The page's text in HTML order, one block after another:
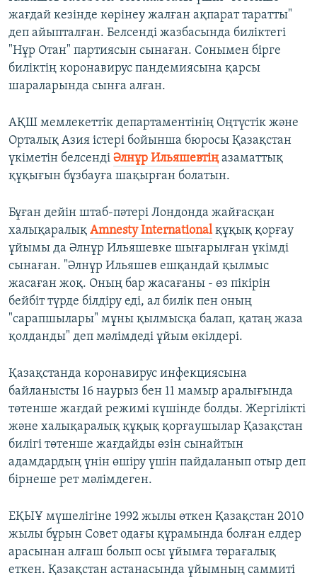
жағдай кезінде көрінеу жалған ақпарат таратты"
деп айыпталған. Белсенді жазбасында биліктегі
"Нұр Отан" партиясын сынаған. Сонымен бірге
биліктің коронавирус пандемиясына қарсы
шараларында сынға алған.
АҚШ мемлекеттік департаментінің Оңтүстік және
Орталық Азия істері бойынша бюросы Қазақстан
үкіметін белсенді Әлнұр Ильяшевтіңазаматтық
құқығын бұзбауға шақырған болатын.
Бұған дейін штаб-пәтері Лондонда жайғасқан
халықаралық Amnesty Internationalқұқық қорғау
ұйымы да Әлнұр Ильяшевке шығарылған үкімді
сынаған. "Әлнұр Ильяшев ешқандай қылмыс
жасаған жоқ. Оның бар жасағаны - өз пікірін
бейбіт түрде білдіру еді, ал билік пен оның
"сарапшылары" мұны қылмысқа балап, қатаң жаза
қолданды" деп мәлімдеді ұйым өкілдері.
Қазақстанда коронавирус инфекциясына
байланысты 16 наурыз бен 11 мамыр аралығында
төтенше жағдай режимі күшінде болды. Жергілікті
және халықаралық құқық қорғаушылар Қазақстан
билігі төтенше жағдайды өзін сынайтын
адамдардың үнін өшіру үшін пайдаланып отыр деп
бірнеше рет мәлімдеген.
ЕҚЫҰ мүшелігіне 1992 жылы өткен Қазақстан 2010
жылы бұрын Совет одағы құрамында болған елдер
арасынан алғаш болып осы ұйымға төрағалық
еткен. Қазақстан астанасында ұйымның саммиті